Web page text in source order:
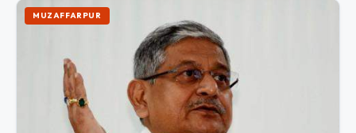
MUZAFFARPUR